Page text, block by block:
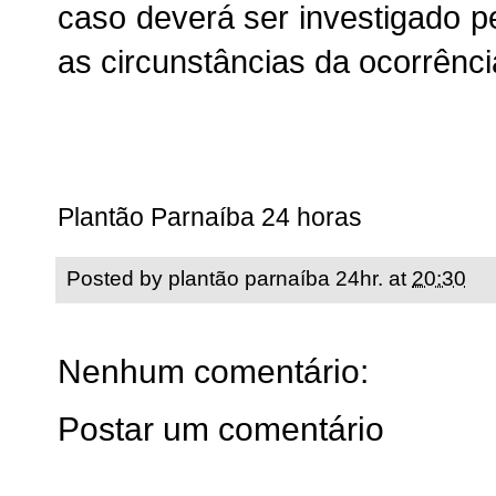
caso deverá ser investigado
as circunstâncias da
Plantão Parnaíba 24 horas
Posted by plantão parnaíba 24hr. at 20:30
Nenhum comentário:
Postar um comentário